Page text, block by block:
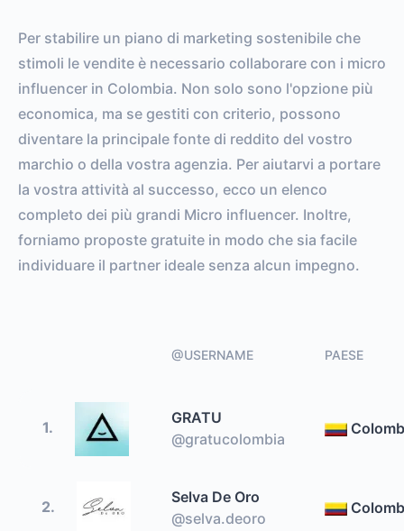
Per stabilire un piano di marketing sostenibile che
stimoli le vendite è necessario collaborare con i micro
influencer in Colombia. Non solo sono l'opzione più
economica, ma se gestiti con criterio, possono
diventare la principale fonte di reddito del vostro
marchio o della vostra agenzia. Per aiutarvi a portare
la vostra attività al successo, ecco un elenco
completo dei più grandi Micro influencer. Inoltre,
forniamo proposte gratuite in modo che sia facile
individuare il partner ideale senza alcun impegno.
@USERNAME PAESE
1.
GRATU
@gratucolombia
2.
Selva De Oro
@selva.deoro